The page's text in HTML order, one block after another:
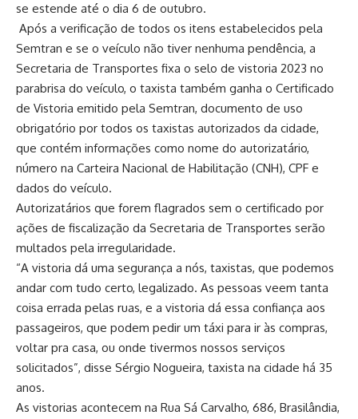
se estende até o dia 6 de outubro.
Após a verificação de todos os itens estabelecidos pela
Semtran e se o veículo não tiver nenhuma pendência, a
Secretaria de Transportes fixa o selo de vistoria 2023 no
parabrisa do veículo, o taxista também ganha o Certificado
de Vistoria emitido pela Semtran, documento de uso
obrigatório por todos os taxistas autorizados da cidade,
que contém informações como nome do autorizatário,
número na Carteira Nacional de Habilitação (CNH), CPF e
dados do veículo.
Autorizatários que forem flagrados sem o certificado por
ações de fiscalização da Secretaria de Transportes serão
multados pela irregularidade.
“A vistoria dá uma segurança a nós, taxistas, que podemos
andar com tudo certo, legalizado. As pessoas veem tanta
coisa errada pelas ruas, e a vistoria dá essa confiança aos
passageiros, que podem pedir um táxi para ir às compras,
voltar pra casa, ou onde tivermos nossos serviços
solicitados”, disse Sérgio Nogueira, taxista na cidade há 35
anos.
As vistorias acontecem na Rua Sá Carvalho, 686, Brasilândia,